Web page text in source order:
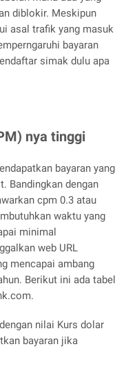
diblokir. Meskipun
asal trafik yang masuk
bayaran
simak dulu apa
nya tinggi
bayaran yang
Bandingkan dengan
cpm 0.3 atau
waktu yang
minimal
web URL
mencapai ambang
Berikut ini ada tabel
nilai Kurs dolar
bayaran jika